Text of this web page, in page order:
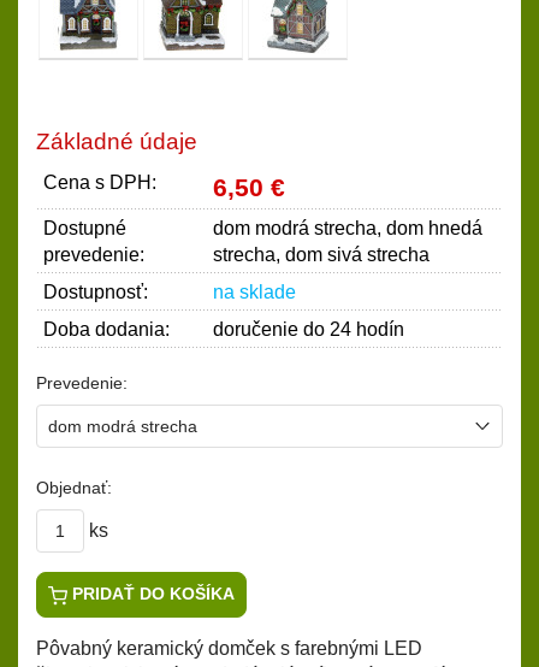
Základné údaje
Cena s DPH: 6,50 €
Dostupné
prevedenie:
dom modrá strecha, dom hnedá
strecha, dom sivá strecha
Dostupnosť:
na sklade
Doba dodania:
doručenie do 24 hodín
Prevedenie:
Objednať:
ks
PRIDAŤ DO KOŠÍKA
Pôvabný keramický domček s farebnými LED